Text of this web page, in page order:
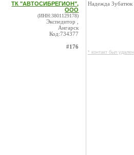
ТК "АВТОСИБРЕГИОН",
ООО
(ИНН:3801129178)
Экспедитор ,
Ангарск
Код:734377
#176
Надежда Зубатюк
* контакт был удален